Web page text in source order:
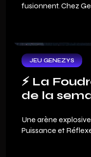
fusionnent. Chez
permettre de
nouvelle
bienvenue exclusif.
JEU GENEZYS
⚡️ La
de la
Une arène
Puissance et